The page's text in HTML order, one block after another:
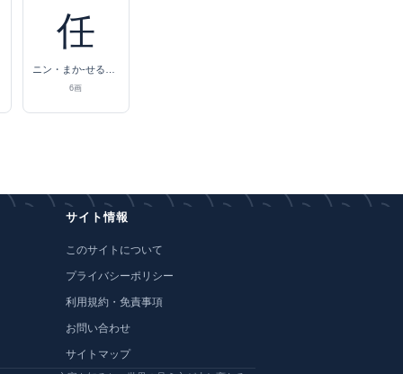
任
6画
サイト情報
このサイトについて
プライバシーポリシー
利用規約・免責事項
お問い合わせ
サイトマップ